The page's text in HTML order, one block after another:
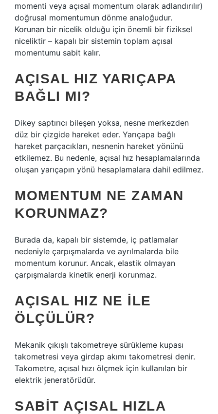
momenti veya açısal momentum olarak adlandırılır)
doğrusal momentumun dönme analoğudur.
Korunan bir nicelik olduğu için önemli bir fiziksel
niceliktir – kapalı bir sistemin toplam açısal
momentumu sabit kalır.
AÇISAL HIZ YARIÇAPA
BAĞLI MI?
Dikey saptırıcı bileşen yoksa, nesne merkezden
düz bir çizgide hareket eder. Yarıçapa bağlı
hareket parçacıkları, nesnenin hareket yönünü
etkilemez. Bu nedenle, açısal hız hesaplamalarında
oluşan yarıçapın yönü hesaplamalara dahil edilmez.
MOMENTUM NE ZAMAN
KORUNMAZ?
Burada da, kapalı bir sistemde, iç patlamalar
nedeniyle çarpışmalarda ve ayrılmalarda bile
momentum korunur. Ancak, elastik olmayan
çarpışmalarda kinetik enerji korunmaz.
AÇISAL HIZ NE ILE
ÖLÇÜLÜR?
Mekanik çıkışlı takometreye sürükleme kupası
takometresi veya girdap akımı takometresi denir.
Takometre, açısal hızı ölçmek için kullanılan bir
elektrik jeneratörüdür.
SABIT AÇISAL HIZLA